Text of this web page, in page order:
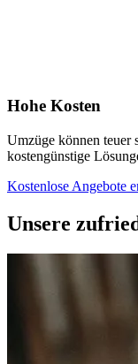
Hohe Kosten
Umzüge können teuer
kostengünstige
Kostenlose Angebote
Unsere